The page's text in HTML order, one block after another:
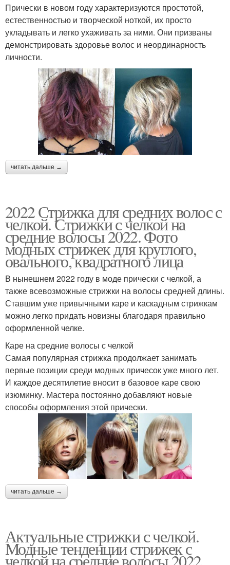
Прически в новом году характеризуются простотой,
естественностью и творческой ноткой, их просто
укладывать и легко ухаживать за ними. Они призваны
демонстрировать здоровье волос и неординарность
личности.
читать дальше →
2022 Стрижка для средних волос с
челкой. Стрижки с челкой на
средние волосы 2022. Фото
модных стрижек для круглого,
овального, квадратного лица
В нынешнем 2022 году в моде прически с челкой, а
также всевозможные стрижки на волосы средней длины.
Ставшим уже привычными каре и каскадным стрижкам
можно легко придать новизны благодаря правильно
оформленной челке.
Каре на средние волосы с челкой
Самая популярная стрижка продолжает занимать
первые позиции среди модных причесок уже много лет.
И каждое десятилетие вносит в базовое каре свою
изюминку. Мастера постоянно добавляют новые
способы оформления этой прически.
читать дальше →
Актуальные стрижки с челкой.
Модные тенденции стрижек с